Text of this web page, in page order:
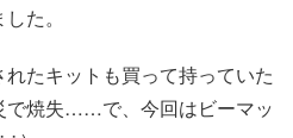
た。
たキットも買って持っていた
で焼失……で、今回はビーマッ